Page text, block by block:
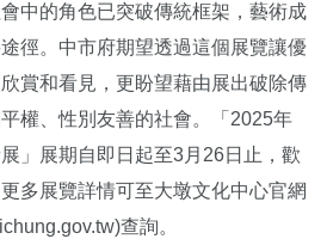
中的角色已突破傳統框架， 藝術成
徑。 中市府期望透過這個展覽讓優
賞和看見， 更盼望藉由展出破除傳
權、性別友善的社會。「2025年
」
展期自即日起至3月26日止，歡
更多展覽詳情可至大墩文化中心官網
)查詢。